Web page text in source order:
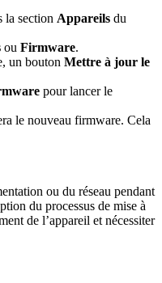
la section Appareils du
ou Firmware.
un bouton Mettre à jour le
pour lancer le
le nouveau firmware. Cela
ou du réseau pendant
du processus de mise à
de l’appareil et nécessiter